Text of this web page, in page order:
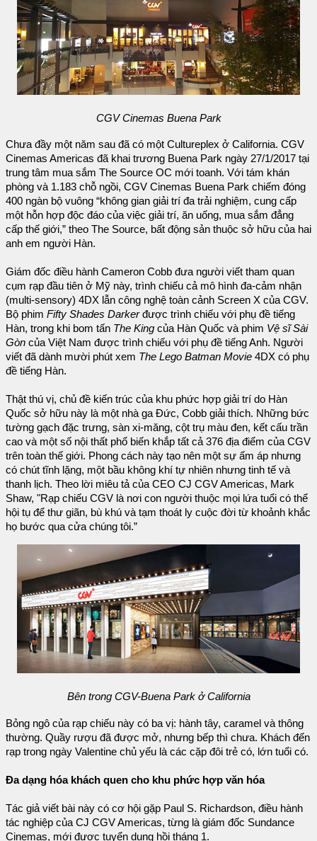
CGV Cinemas Buena Park
Chưa đầy một năm sau đã có một Cultureplex ở California. CGV
Cinemas Americas đã khai trương Buena Park ngày 27/1/2017 tại
trung tâm mua sắm The Source OC mới toanh. Với tám khán
phòng và 1.183 chỗ ngồi, CGV Cinemas Buena Park chiếm đóng
400 ngàn bộ vuông “không gian giải trí đa trải nghiệm, cung cấp
một hỗn hợp độc đáo của việc giải trí, ăn uống, mua sắm đẳng
cấp thế giới,” theo The Source, bất động sản thuộc sở hữu của hai
anh em người Hàn.
Giám đốc điều hành Cameron Cobb đưa người viết tham quan
cụm rạp đầu tiên ở Mỹ này, trình chiếu cả mô hình đa-cảm nhận
(multi-sensory) 4DX lẫn công nghệ toàn cảnh Screen X của CGV.
Bộ phim Fifty Shades Darkerđược trình chiếu với phụ đề tiếng
Hàn, trong khi bom tấn The King của Hàn Quốc và phim Vệ sĩ Sài
Gòn của Việt Nam được trình chiếu với phụ đề tiếng Anh. Người
viết đã dành mười phút xem The Lego Batman Movie 4DX có phụ
đề tiếng Hàn.
Thật thú vị, chủ đề kiến trúc của khu phức hợp giải trí do Hàn
Quốc sở hữu này là một nhà ga Đức, Cobb giải thích. Những bức
tường gạch đặc trưng, sàn xi-măng, cột trụ màu đen, kết cấu trần
cao và một số nội thất phổ biến khắp tất cả 376 địa điểm của CGV
trên toàn thế giới. Phong cách này tạo nên một sự ấm áp nhưng
có chút tĩnh lặng, một bầu không khí tự nhiên nhưng tinh tế và
thanh lịch. Theo lời miêu tả của CEO CJ CGV Americas, Mark
Shaw, "Rạp chiếu CGV là nơi con người thuộc mọi lứa tuổi có thể
hội tụ để thư giãn, bù khú và tạm thoát ly cuộc đời từ khoảnh khắc
họ bước qua cửa chúng tôi.”
Bên trong CGV-Buena Park ở California
Bỏng ngô của rạp chiếu này có ba vị: hành tây, caramel và thông
thường. Quầy rượu đã được mở, nhưng bếp thì chưa. Khách đến
rạp trong ngày Valentine chủ yếu là các cặp đôi trẻ có, lớn tuổi có.
Đa dạng hóa khách quen cho khu phức hợp văn hóa
Tác giả viết bài này có cơ hội gặp Paul S. Richardson, điều hành
tác nghiệp của CJ CGV Americas, từng là giám đốc Sundance
Cinemas, mới được tuyển dụng hồi tháng 1.